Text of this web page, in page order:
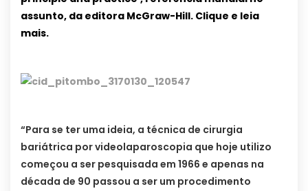
assunto, da editora McGraw-Hill. Clique e leia
mais.
“Para se ter uma ideia, a técnica de cirurgia
bariátrica por videolaparoscopia que hoje utilizo
começou a ser pesquisada em 1966 e apenas na
década de 90 passou a ser um procedimento